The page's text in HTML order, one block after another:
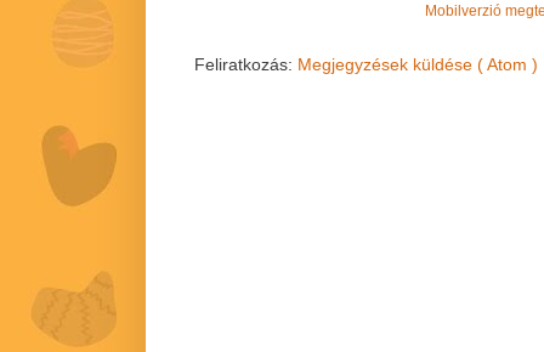
Mobilverzió
Feliratkozás: Megjegyzések küldése ( Atom )